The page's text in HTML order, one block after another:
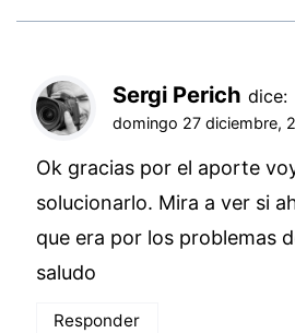
Sergi Perich dice:
domingo 27 diciembre,
Ok gracias por el aporte
solucionarlo. Mira a ver si
que era por los problemas
saludo
Responder